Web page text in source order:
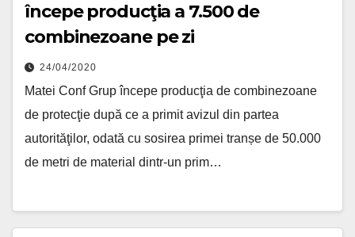
începe producţia a 7.500 de
combinezoane pe zi
24/04/2020
Matei Conf Grup începe producţia de combinezoane
de protecţie după ce a primit avizul din partea
autorităţilor, odată cu sosirea primei tranșe de 50.000
de metri de material dintr-un prim…